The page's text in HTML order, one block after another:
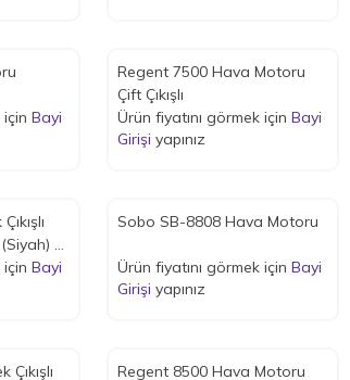
için Bayi
Regent 7500 Hava Motoru
Çift Çıkışlı
Ürün fiyatını görmek için Bayi
Girişi yapınız
için Bayi
Sobo SB-8808 Hava Motoru
Ürün fiyatını görmek için Bayi
Girişi yapınız
Regent 8500 Hava Motoru